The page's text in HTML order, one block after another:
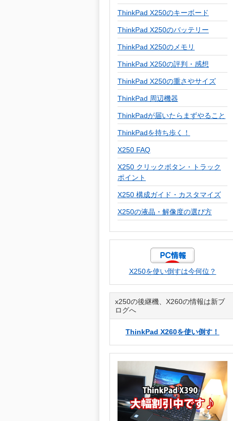
ThinkPad X250のキーボード
ThinkPad X250のバッテリー
ThinkPad X250のメモリ
ThinkPad X250の評判・感想
ThinkPad X250の重さやサイズ
ThinkPad 周辺機器
ThinkPadが届いたらまずやること
ThinkPadを持ち歩く！
X250 FAQ
X250 クリックボタン・トラック
ポイント
X250 構成ガイド・カスタマイズ
X250の液晶・解像度の選び方
X250を使い倒すは今何位？
x250の後継機、X260の情報は新ブ
ログへ
ThinkPad X260を使い倒す！